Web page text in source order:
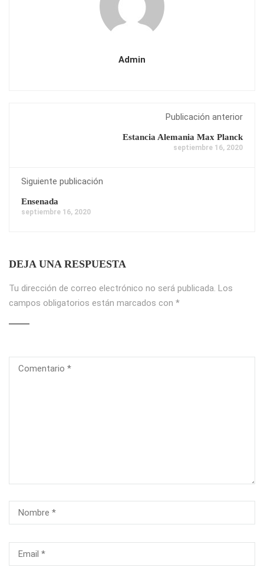
Admin
Publicación anterior
Estancia Alemania Max Planck
septiembre 16, 2020
Siguiente publicación
Ensenada
septiembre 16, 2020
DEJA UNA RESPUESTA
Tu dirección de correo electrónico no será publicada. Los
campos obligatorios están marcados con *